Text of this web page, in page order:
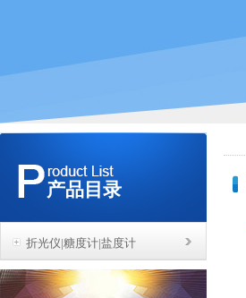
产品目录
折光仪|糖度计|盐度计